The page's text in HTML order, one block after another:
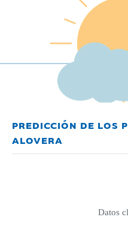
PREDICCIÓN DE LOS
ALOVERA
Datos